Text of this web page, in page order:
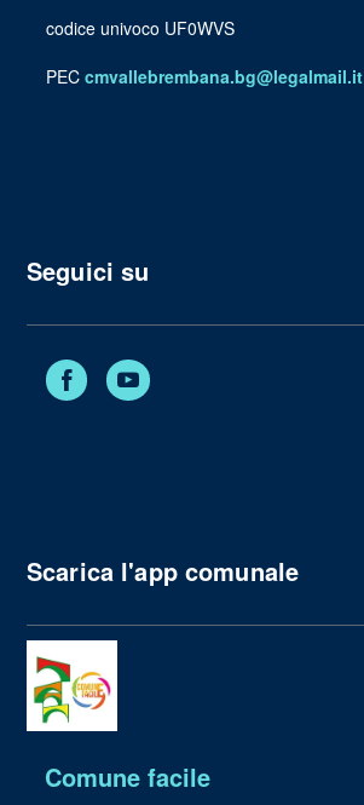
codice univoco UF0WVS
PEC cmvallebrembana.bg@legalmail.it
Seguici su
Facebook
Scarica l'app comunale
Comune facile